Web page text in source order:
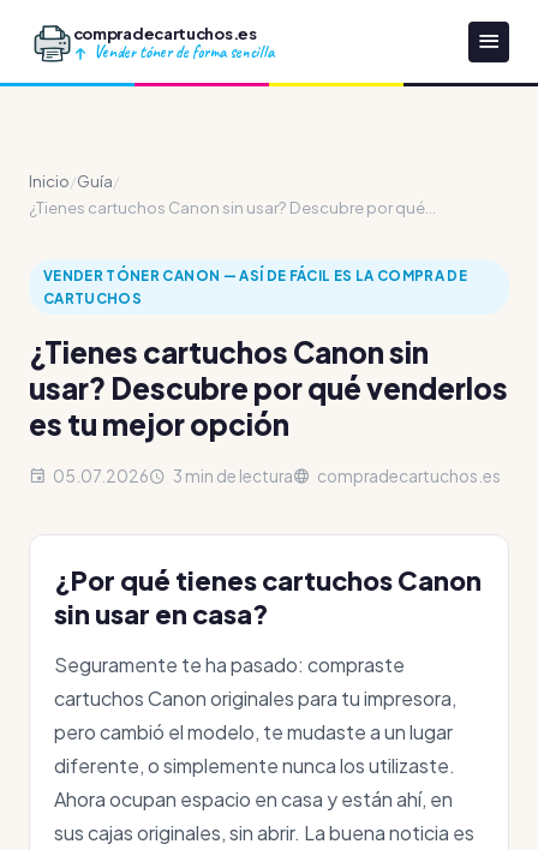
compradecartuchos.es
Vender tóner de forma sencilla
Inicio/Guía/
¿Tienes cartuchos Canon sin usar? Descubre por qué...
VENDER TÓNER CANON — ASÍ DE FÁCIL ES LA COMPRA DE
CARTUCHOS
¿Tienes cartuchos Canon sin
usar? Descubre por qué venderlos
es tu mejor opción
05.07.2026 3 min de lectura compradecartuchos.es
¿Por qué tienes cartuchos Canon
sin usar en casa?
Seguramente te ha pasado: compraste
cartuchos Canon originales para tu impresora,
pero cambió el modelo, te mudaste a un lugar
diferente, o simplemente nunca los utilizaste.
Ahora ocupan espacio en casa y están ahí, en
sus cajas originales, sin abrir. La buena noticia es